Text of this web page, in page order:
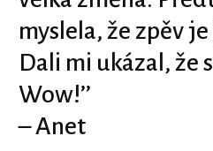
myslela, že zpěv
Dali mi ukázal, že
Wow!’’
– Anet